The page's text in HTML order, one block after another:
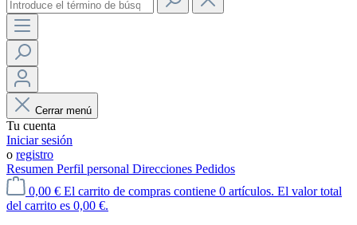
Cerrar menú
Tu cuenta
Iniciar sesión
o registro
Resumen Perfil personal Direcciones Pedidos
0,00 € El carrito de compras contiene 0 artículos. El valor total
del carrito es 0,00 €.